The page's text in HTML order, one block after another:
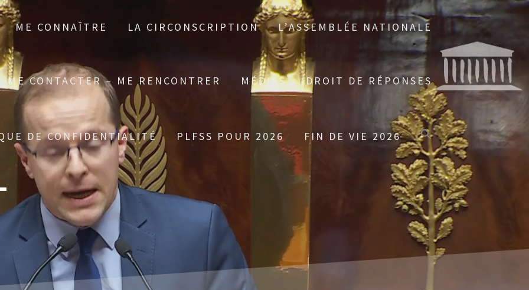
ME CONNAÎTRE LA CIRCONSCRIPTION L’ASSEMBLÉE NATIONALE
ME CONTACTER – ME RENCONTRER MÉDIAS DROIT DE RÉPONSES
DE CONFIDENTIALITÉ PLFSS POUR 2026 FIN DE VIE 2026